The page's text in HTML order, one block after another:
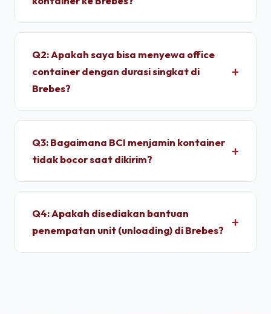
Untuk wilayah Brebes, pengiriman standar dry
setelah proses administrasi selesai. Unit
dimobilisasi menggunakan armada truk trailer
langsung dari depo terpusat kami.
Q2: Apakah saya bisa menyewa office
container dengan durasi singkat di
Brebes?
Ya, kami melayani penyewaan bulanan dengan
progresif yang lebih ekonomis jika Anda
hingga jangka panjang.
Q3: Bagaimana BCI menjamin kontainer
tidak bocor saat dikirim?
Setiap unit di depo kami wajib melalui pengujian
air bertekanan tinggi untuk memastikan dinding
panel baja corten dan karet pelindung pintu 100%
kedap air sebelum pemuatan.
Q4: Apakah disediakan bantuan
penempatan unit (unloading) di Brebes?